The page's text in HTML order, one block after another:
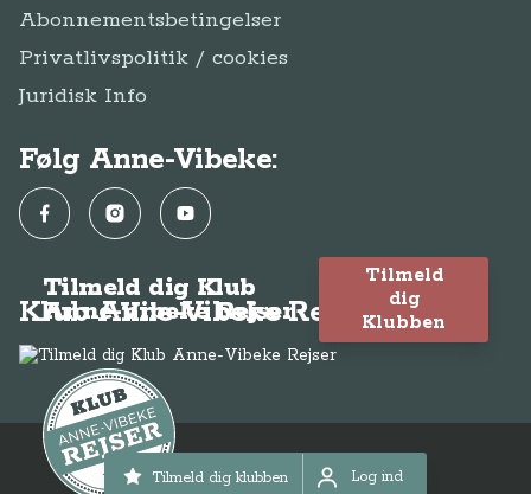
Tilmeld dig klubben Log ind
Log ind
Abonnementsbetingelser
Privatlivspolitik / cookies
Juridisk Info
Følg Anne-Vibeke:
FacebookInstagramYouTube
Klub Anne-Vibeke Rejser
Tilmeld dig Klub
Anne-Vibeke Rejser
Tilmeld
dig
Klubben
© Anne-Vibeke Rejser2026